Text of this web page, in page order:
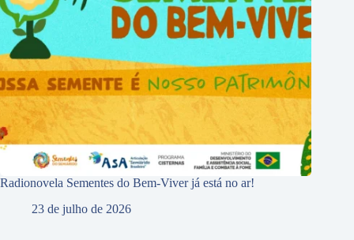
Radionovela Sementes do Bem-Viver já está no ar!
23 de julho de 2026